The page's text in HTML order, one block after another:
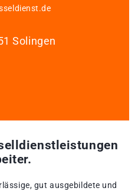
Solingen
gut ausgebildete und